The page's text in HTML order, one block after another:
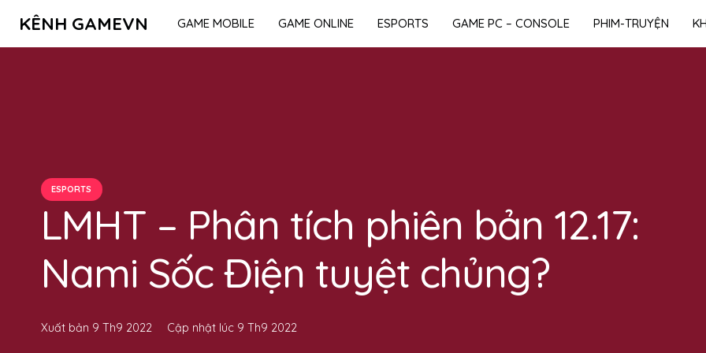
KÊNH GAMEVN GAME MOBILE GAME ONLINE ESPORTS GAME PC – CONSOLE PHIM-TRUYỆN
ESPORTS
LMHT – Phân tích phiên bản 12.17:
Nami Sốc Điện tuyệt chủng?
Xuất bản 9 Th9 2022 Cập nhật lúc 9 Th9 2022